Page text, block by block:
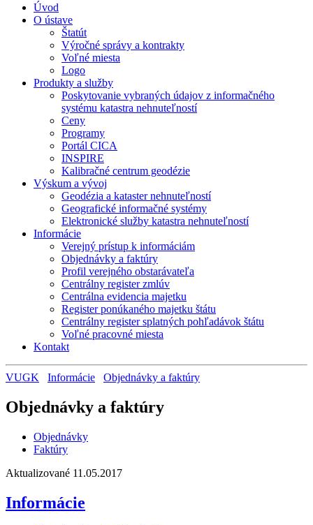
Úvod
O ústave
Štatút
Výročné správy a kontrakty
Voľné miesta
Logo
Produkty a služby
Poskytovanie vybraných údajov z informačného
systému katastra nehnuteľností
Ceny
Programy
Portál CICA
INSPIRE
Kalibračné centrum geodézie
Výskum a vývoj
Geodézia a kataster nehnuteľností
Geografické informačné systémy
Elektronické služby katastra nehnuteľností
Informácie
Verejný prístup k informáciám
Objednávky a faktúry
Profil verejného obstarávateľa
Centrálny register zmlúv
Centrálna evidencia majetku
Register ponúkaného majetku štátu
Centrálny register splatných pohľadávok štátu
Voľné pracovné miesta
Kontakt
VUGK Informácie Objednávky a faktúry
Objednávky a faktúry
Objednávky
Faktúry
Aktualizované 11.05.2017
Informácie